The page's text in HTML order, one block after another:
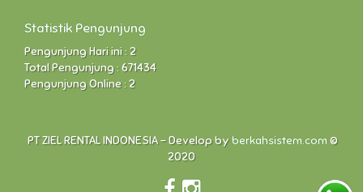
Statistik Pengunjung
Pengunjung Hari ini : 2
Total Pengunjung : 671434
Pengunjung Online : 2
PT ZIEL RENTAL INDONESIA - Develop byberkahsistem.com ©
2020